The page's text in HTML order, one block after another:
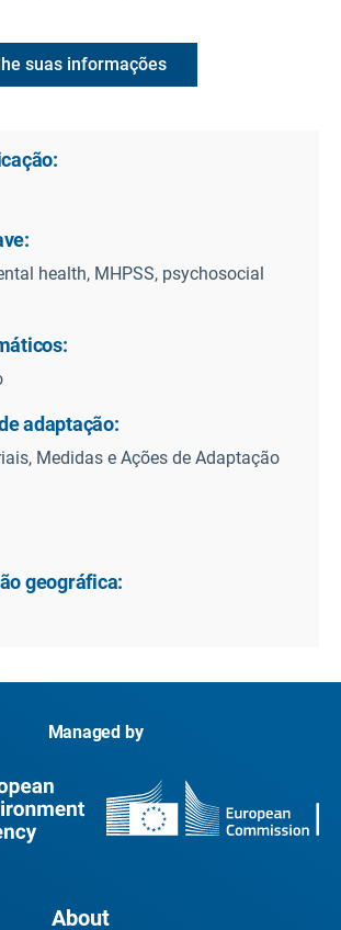
suas informações
health, MHPSS, psychosocial
adaptação:
Medidas e Ações de Adaptação
geográfica:
Managed by
About